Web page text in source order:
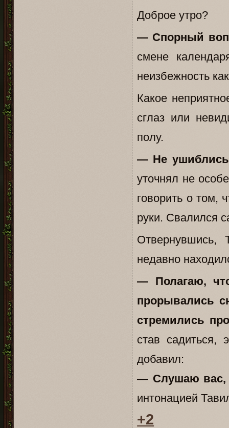
Доброе утро?
— Спорный
смене
неизбежность
Какое
сглаз или
полу.
— Не
уточнял не
говорить о том,
руки. Свалился
недавно
— Полагаю,
прорывались
стремились
став садиться,
добавил:
— Слушаю вас,
интонацией
+2